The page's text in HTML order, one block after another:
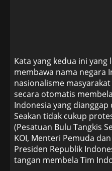
Kata yang kedua ini yang
membawa nama negara
nasionalisme
secara otomatis
Indonesia yang
Seakan tidak cukup
(Pesatuan Bulu Tangkis
KOI, Menteri Pemuda
Presiden Republik
tangan membela Tim